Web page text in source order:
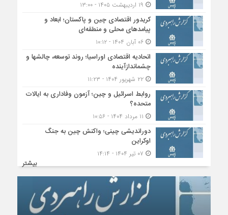
کریدور اقتصادی چین و پاکستان؛ ابعاد و
پیامدهای محلی و منطقه‌ای
۰۶ آبان ۱۴۰۴ - ۱۰:۱۲
اتحادیه اقتصادی اوراسیا؛ روند توسعه، چالشها و
چشماندازآینده
۲۲ شهریور ۱۴۰۴ - ۱۱:۲۳
روابط اسرائیل و چین؛ آزمون وفاداری به ایالات
متحده؟
دوراندیشی چینی؛ واکنش چین به جنگ
اوکراین
بیشتر